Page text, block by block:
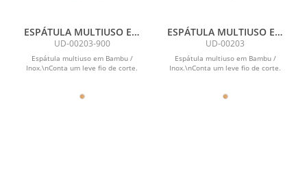
ESPÁTULA MULTIUSO EM
BAMBU / INOX -
13,5X11,5CM
UD-00203-900
Espátula multiuso em Bambu /
Inox.\nConta um leve fio de corte.
ESPÁTULA MULTIUSO EM
BAMBU / INOX -
13,5X11,5CM
UD-00203
Espátula multiuso em Bambu /
Inox.\nConta um leve fio de corte.